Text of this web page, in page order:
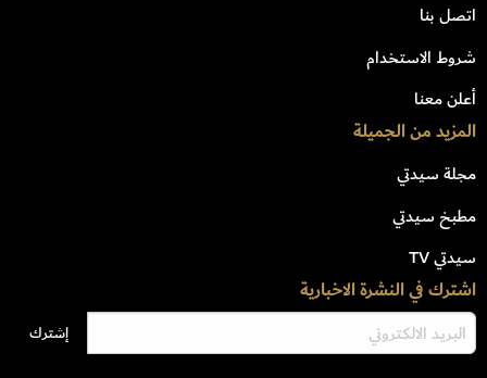
اتصل بنا
شروط الاستخدام
أعلن معنا
المزيد من الجميلة
مجلة سيدتي
مطبخ سيدتي
سيدتي TV
اشترك في النشرة الاخبارية